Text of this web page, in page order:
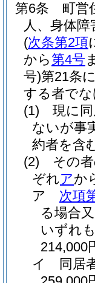
第6条
町営
人、身体
(次条第2項
から第4号
号)第21条
する者で
(1)
現に
ないが事
約者を含
(2)
その
ぞれアか
ア
次項
る場合
いずれ
214,000
イ
同居